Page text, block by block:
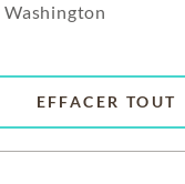
Washington
EFFACER TOUT